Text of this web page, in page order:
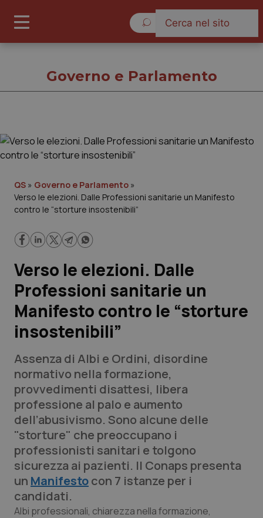
Governo e Parlamento
Regioni e Asl
Lavoro e Professioni
Scienza e Farmaci
Studi e Analisi
Lettere al direttore
Edizioni Regionali
QS Pro
Professionisti Sanitari.AI
Abruzzo
Basilicata
QS Pro Gold
Artrite & artrosi
QS Club Newsletter
Governo e Parlamento
QS » Governo e Parlamento »
Verso le elezioni. Dalle Professioni sanitarie un Manifesto
contro le “storture insostenibili”
Verso le elezioni. Dalle
Professioni sanitarie un
Manifesto contro le “storture
insostenibili”
Assenza di Albi e Ordini, disordine
normativo nella formazione,
provvedimenti disattesi, libera
professione al palo e aumento
dell’abusivismo. Sono alcune delle
"storture" che preoccupano i
professionisti sanitari e tolgono
sicurezza ai pazienti. Il Conaps presenta
un Manifestocon 7 istanze per i
candidati.
Albi professionali, chiarezza nella formazione,